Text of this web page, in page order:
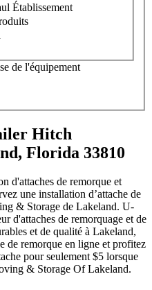
Établissement
de l'équipement
Hitch
Florida 33810
d'attaches de remorque et
une installation d’attache de
& Storage de Lakeland. U-
d'attaches de remorquage et de
et de qualité à Lakeland,
de remorque en ligne et profitez
pour seulement $5 lorsque
& Storage Of Lakeland.